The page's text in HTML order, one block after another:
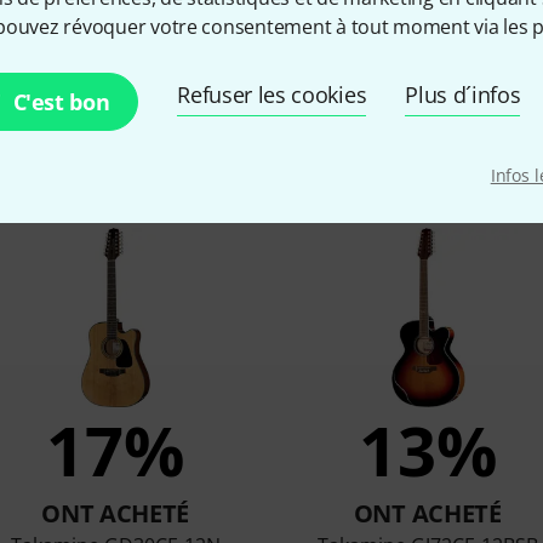
révoquer votre consentement à tout moment via les
C'est bon Refuser les cookies Plus d´infos
Infos
Housse incl. Non
ont regardé ce produit
17%
ONT ACHETÉ
13%
ONT ACHETÉ